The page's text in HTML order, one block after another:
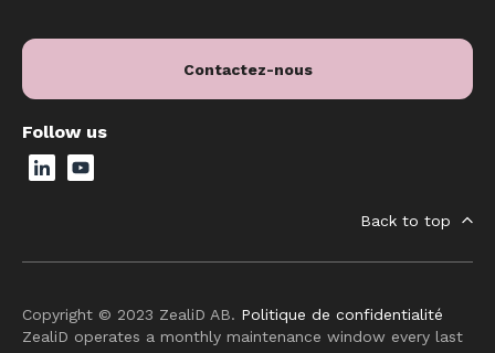
Contactez-nous
Follow us
Back to top
Copyright © 2023 ZealiD AB. Politique de confidentialité
ZealiD operates a monthly maintenance window every last